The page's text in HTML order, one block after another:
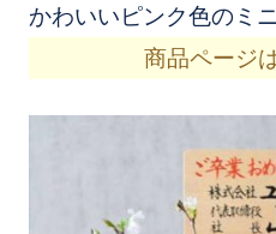
かわいいピンク色のミ
商品ページ